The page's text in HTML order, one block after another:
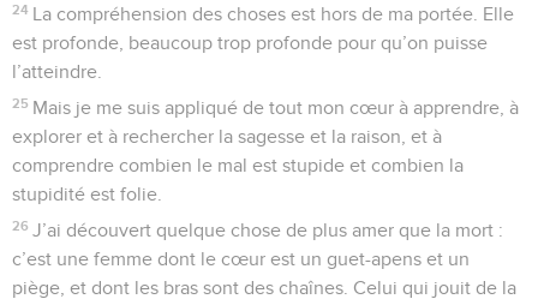
24 La compréhension des choses est hors de ma portée. Elle
est profonde, beaucoup trop profonde pour qu’on puisse
l’atteindre.
25 Mais je me suis appliqué de tout mon cœur à apprendre, à
explorer et à rechercher la sagesse et la raison, et à
comprendre combien le mal est stupide et combien la
stupidité est folie.
26 J’ai découvert quelque chose de plus amer que la mort :
c’est une femme dont le cœur est un guet-apens et un
piège, et dont les bras sont des chaînes. Celui qui jouit de la